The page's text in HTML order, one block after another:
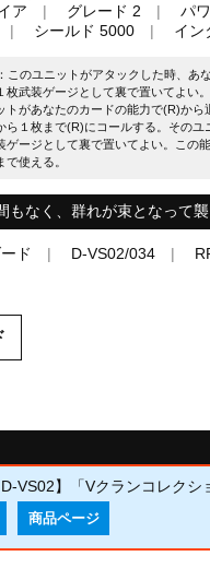
ア
グレード 2
パ
シールド 5000 イン
このユニットがアタックした時、あ
枚武装ゲージとして裏で置いてよい。
トがあなたのカードの能力で(R)から
ら１枚まで(R)にコールする。そのユ
ゲージとして裏で置いてよい。この
使える。
もなく、群れが束となって襲
ド D-VS02/034
D-VS02】「Vクランコレクシ
商品ページ